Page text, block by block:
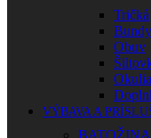
Tričká
Obuv
VÝBAVA A